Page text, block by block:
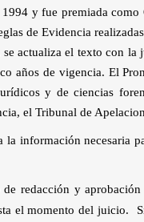
y fue premiada
de Evidencia
actualiza el texto con
años de vigencia. El
y de ciencias
el Tribunal de
información necesaria
redacción y
el momento del juicio.